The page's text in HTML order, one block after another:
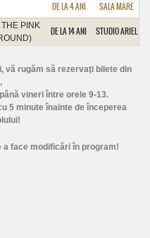
DE LA 4 ANI SALA MARE
PINK
DE LA 14 ANI STUDIO ARIEL
vă rugăm să rezervaţi bilete din
vineri între orele 9-13.
5 minute înainte de începerea
face modificări în program!